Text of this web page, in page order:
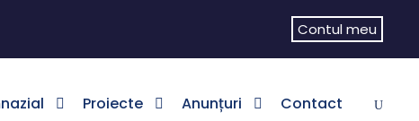
Contul meu
Proiecte Anunțuri Contact